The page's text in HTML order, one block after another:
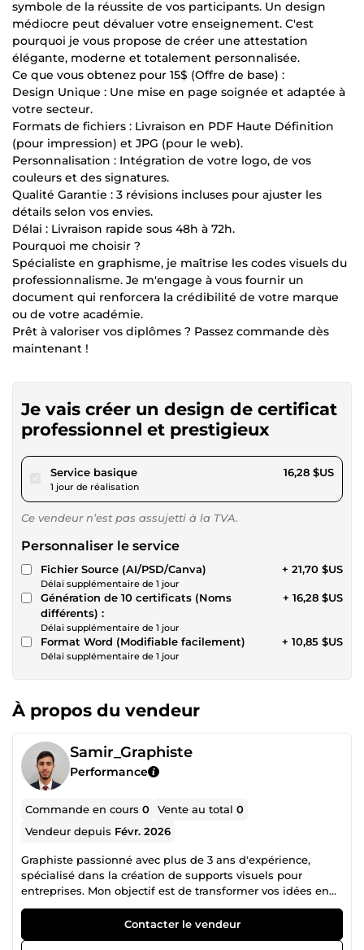
symbole de la réussite de vos participants. Un design
médiocre peut dévaluer votre enseignement. C'est
pourquoi je vous propose de créer une attestation
élégante, moderne et totalement personnalisée.
Ce que vous obtenez pour 15$ (Offre de base) :
Design Unique : Une mise en page soignée et adaptée à
votre secteur.
Formats de fichiers : Livraison en PDF Haute Définition
(pour impression) et JPG (pour le web).
Personnalisation : Intégration de votre logo, de vos
couleurs et des signatures.
Qualité Garantie : 3 révisions incluses pour ajuster les
détails selon vos envies.
Délai : Livraison rapide sous 48h à 72h.
Pourquoi me choisir ?
Spécialiste en graphisme, je maîtrise les codes visuels du
professionnalisme. Je m'engage à vous fournir un
document qui renforcera la crédibilité de votre marque
ou de votre académie.
Prêt à valoriser vos diplômes ? Passez commande dès
maintenant !
Je vais créer un design de certificat
professionnel et prestigieux
Service basiquepour 15,00 $US
1 jour de réalisation
16,28 $US
Ce vendeur n’est pas assujetti à la TVA.
Personnaliser le service
Fichier Source (AI/PSD/Canva)
Délai supplémentaire de 1 jour
+ 21,70 $US
Génération de 10 certificats (Noms
différents) :
Délai supplémentaire de 1 jour
+ 16,28 $US
Format Word (Modifiable facilement)
Délai supplémentaire de 1 jour
+ 10,85 $US
À propos du vendeur
Samir_Graphiste
Performance
Commande en cours0 Vente au total0
Vendeur depuis Févr. 2026
Graphiste passionné avec plus de 3 ans d'expérience,
spécialisé dans la création de supports visuels pour
entreprises. Mon objectif est de transformer vos idées en
designs percutants qui captent l'attention de vos clients.
Mes spécialités incluent : Design de cartes de tarifs (Salons
de beauté, Coiffure, Restauration). Menus interactifs avec
Contacter le vendeur